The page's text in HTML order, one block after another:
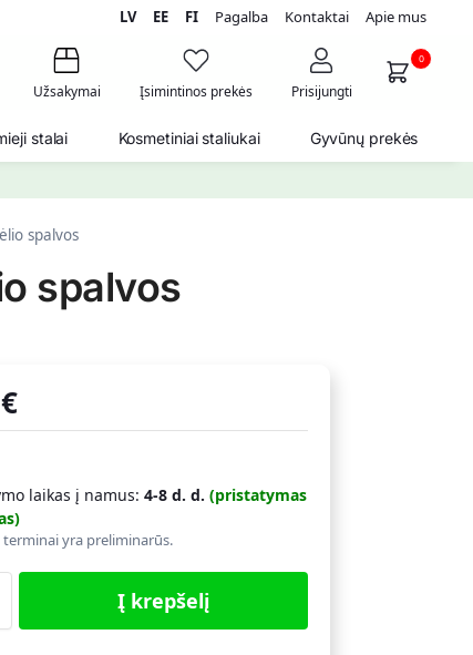
LV EE FI Pagalba Kontaktai Apie mus
Užsakymai Įsimintinos prekės Prisijungti
0
stalai Kosmetiniai staliukai Gyvūnų prekės
spalvos
spalvos
€
laikas į namus:4-8 d. d. (pristatymas
yra preliminarūs.
Į krepšelį